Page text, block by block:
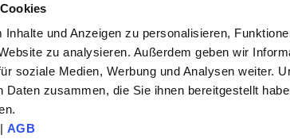
und Anzeigen zu personalisieren,
zu analysieren. Außerdem geben wir
soziale Medien, Werbung und Analysen weiter.
Daten zusammen, die Sie ihnen bereitgestellt
| AGB